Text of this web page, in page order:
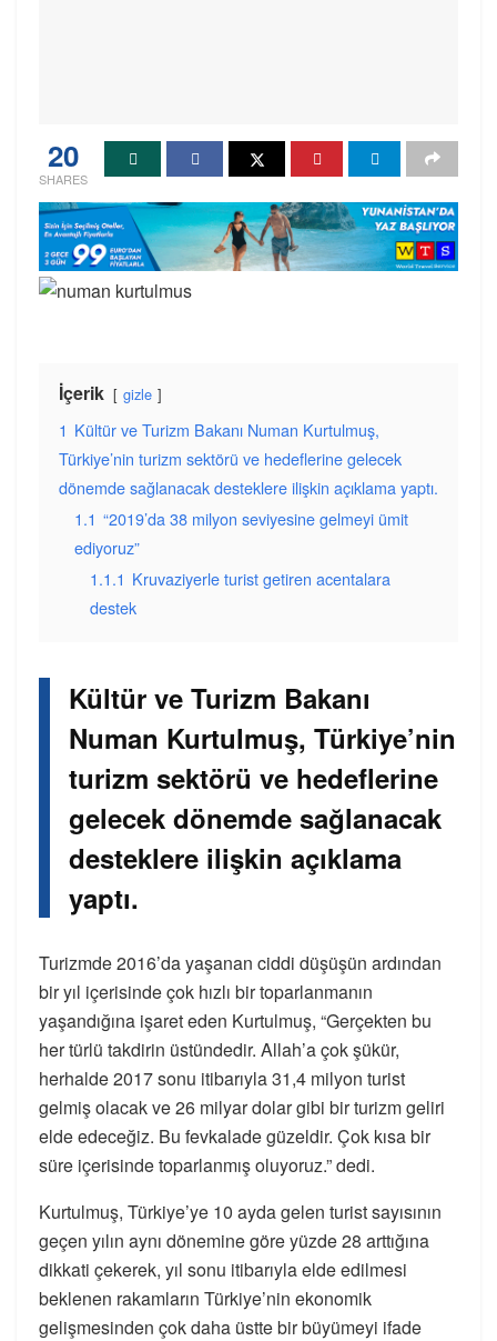
20
SHARES
İçerik gizle
1 Kültür ve Turizm Bakanı Numan Kurtulmuş,
Türkiye’nin turizm sektörü ve hedeflerine gelecek
dönemde sağlanacak desteklere ilişkin açıklama yaptı.
1.1 “2019’da 38 milyon seviyesine gelmeyi ümit
ediyoruz”
1.1.1 Kruvaziyerle turist getiren acentalara
destek
Kültür ve Turizm Bakanı
Numan Kurtulmuş, Türkiye’nin
turizm sektörü ve hedeflerine
gelecek dönemde sağlanacak
desteklere ilişkin açıklama
yaptı.
Turizmde 2016’da yaşanan ciddi düşüşün ardından
bir yıl içerisinde çok hızlı bir toparlanmanın
yaşandığına işaret eden Kurtulmuş, “Gerçekten bu
her türlü takdirin üstündedir. Allah’a çok şükür,
herhalde 2017 sonu itibarıyla 31,4 milyon turist
gelmiş olacak ve 26 milyar dolar gibi bir turizm geliri
elde edeceğiz. Bu fevkalade güzeldir. Çok kısa bir
süre içerisinde toparlanmış oluyoruz.” dedi.
Kurtulmuş, Türkiye’ye 10 ayda gelen turist sayısının
geçen yılın aynı dönemine göre yüzde 28 arttığına
dikkati çekerek, yıl sonu itibarıyla elde edilmesi
beklenen rakamların Türkiye’nin ekonomik
gelişmesinden çok daha üstte bir büyümeyi ifade